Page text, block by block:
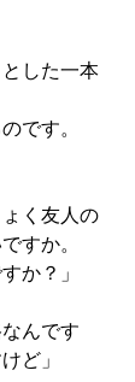
した一本
です。
く友人の
すか。
か？」
んです
ど」